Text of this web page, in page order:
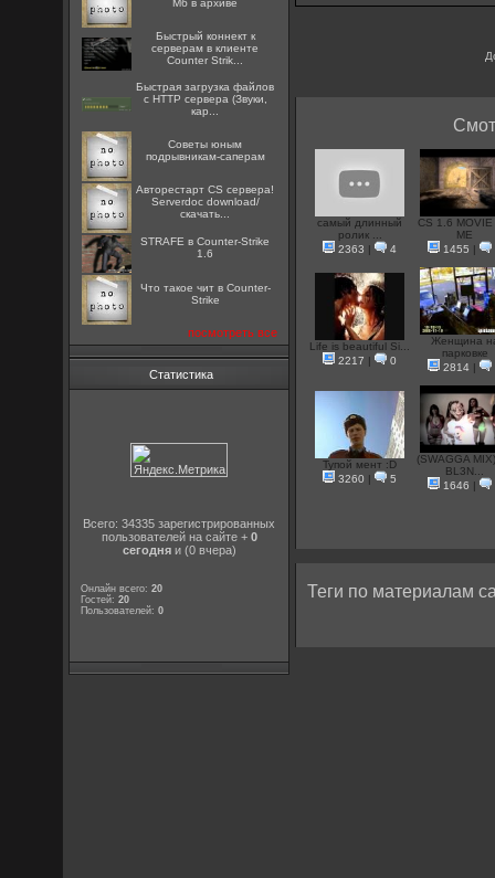
Мб в архиве
Быстрый коннект к
серверам в клиенте
Counter Strik...
Быстрая загрузка файлов
с HTTP сервера (Звуки,
кар...
Советы юным
подрывникам-саперам
Авторестарт CS сервера!
Serverdoc download/
скачать...
STRAFE в Counter-Strike
1.6
Что такое чит в Counter-
Strike
посмотреть все
Статистика
Всего: 34335 зарегистрированных
пользователей на сайте + 0
сегодняи (0 вчера)
Онлайн всего:20
Гостей:20
Пользователей:0
самый длинный
ролик ...
2363 | 4
CS 1.6
ME
1455 |
Life is beautiful Si...
2217 | 0
Женщина
парковке
2814 |
Тупой мент :D
3260 | 5
(SWAGGA
BL3N...
1646 |
Теги по материалам